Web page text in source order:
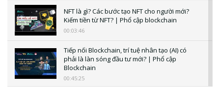
NFT là gì? Các bước tạo NFT cho người mới?
Kiếm tiền từ NFT? | Phổ cập blockchain
00:03:46
Tiếp nối Blockchain, trí tuệ nhân tạo (AI) có
phải là làn sóng đầu tư mới? | Phổ cập
Blockchain
00:45:25